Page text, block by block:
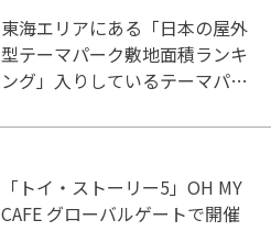
東海エリアにある「日本の屋外
型テーマパーク敷地面積ランキ
ング」入りしているテーマパー
「トイ・ストーリー5」OH MY
CAFE グローバルゲートで開催